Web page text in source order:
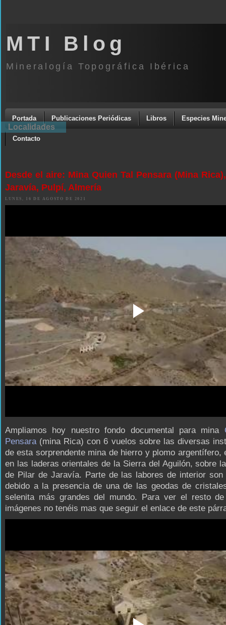
MTI Blog
Mineralogía Topográfica Ibérica
Portada Publicaciones Periódicas Libros Especies
Contacto
Desde el aire: Mina Quien Tal Pensara (Mina
Jaravía, Pulpí, Almería
LUNES, 16 DE AGOSTO DE 2021
Ampliamos hoy nuestro fondo documental para mina
Pensara (mina Rica) con 6 vuelos sobre las diversas
de esta sorprendente mina de hierro y plomo argentífero,
en las laderas orientales de la Sierra del Aguilón, sobre
de Pilar de Jaravía. Parte de las labores de interior son
debido a la presencia de una de las geodas de
selenita más grandes del mundo. Para ver el resto
imágenes no tenéis mas que seguir el enlace de este
Localidades